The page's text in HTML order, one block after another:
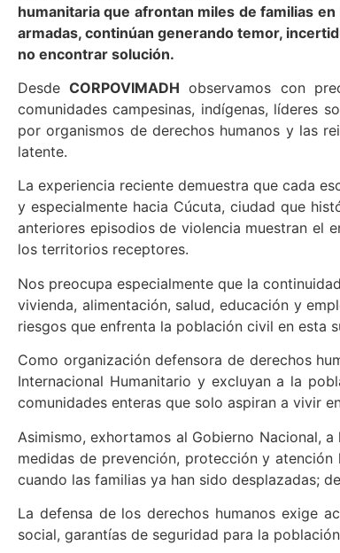
humanitaria que afrontan miles de familias
armadas, continúan generando temor,
no encontrar solución.
DesdeCORPOVIMADH observamos con
comunidades campesinas, indígenas, líderes
por organismos de derechos humanos y las
latente.
La experiencia reciente demuestra que cada
y especialmente hacia Cúcuta, ciudad que
anteriores episodios de violencia muestran el
los territorios receptores.
Nos preocupa especialmente que la
vivienda, alimentación, salud, educación y
riesgos que enfrenta la población civil en esta
Como organización defensora de derechos
Internacional Humanitario y excluyan a la
comunidades enteras que solo aspiran a vivir
Asimismo, exhortamos al Gobierno Nacional,
medidas de prevención, protección y
cuando las familias ya han sido desplazadas;
La defensa de los derechos humanos exige
social, garantías de seguridad para la